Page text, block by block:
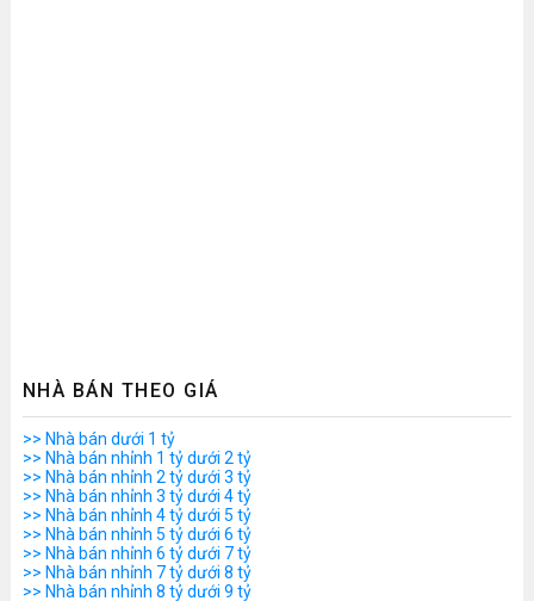
NHÀ BÁN THEO GIÁ
>> Nhà bán dưới 1 tỷ
>> Nhà bán nhỉnh 1 tỷ dưới 2 tỷ
>> Nhà bán nhỉnh 2 tỷ dưới 3 tỷ
>> Nhà bán nhỉnh 3 tỷ dưới 4 tỷ
>> Nhà bán nhỉnh 4 tỷ dưới 5 tỷ
>> Nhà bán nhỉnh 5 tỷ dưới 6 tỷ
>> Nhà bán nhỉnh 6 tỷ dưới 7 tỷ
>> Nhà bán nhỉnh 7 tỷ dưới 8 tỷ
>> Nhà bán nhỉnh 8 tỷ dưới 9 tỷ